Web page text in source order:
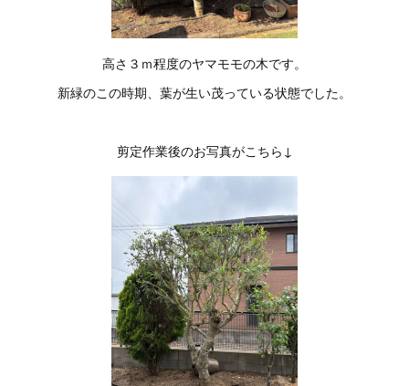
高さ３ｍ程度のヤマモモの木です。
新緑のこの時期、葉が生い茂っている状態でした。
剪定作業後のお写真がこちら↓